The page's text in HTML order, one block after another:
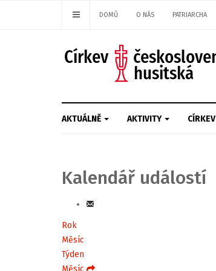
DOMŮ O NÁS PATRIARCHA
AKTUÁLNĚ AKTIVITY CÍRKEV
Kalendář událostí
Rok
Měsíc
Týden
Měsíc